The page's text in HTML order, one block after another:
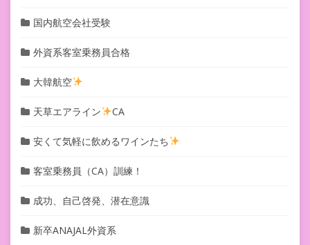
国内航空会社受験
外資系客室乗務員合格
大韓航空
天草エアライン CA
安くて気軽に飲めるワインたち
客室乗務員（CA）訓練！
成功、自己啓発、潜在意識
新卒ANAJAL外資系